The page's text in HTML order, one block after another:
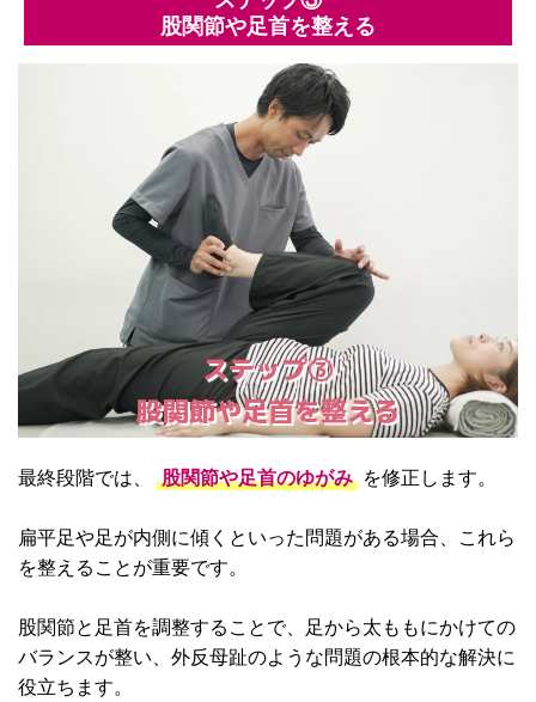
股関節や足首を整える
ステップ③
股関節や足首を整える
最終段階では、 股関節や足首のゆがみ を修正します。
扁平足や足が内側に傾くといった問題がある場合、これら
を整えることが重要です。
股関節と足首を調整することで、足から太ももにかけての
バランスが整い、外反母趾のような問題の根本的な解決に
役立ちます。